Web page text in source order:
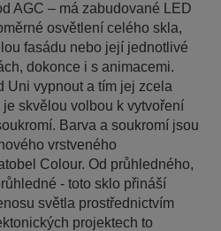
AGC – má zabudované LED
osvětlení celého skla,
fasádu nebo její jednotlivé
dokonce i s animacemi.
Uni vypnout a tím jej zcela
skvělou volbou k vytvoření
Barva a soukromí jsou
vrstveného
Colour. Od průhledného,
- toto sklo přináší
světla prostřednictvím
projektech to